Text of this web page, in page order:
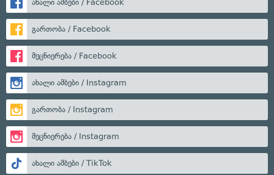
ახალი ამბები / Facebook
გართობა / Facebook
მეცნიერება / Facebook
ახალი ამბები / Instagram
გართობა / Instagram
მეცნიერება / Instagram
ახალი ამბები / TikTok